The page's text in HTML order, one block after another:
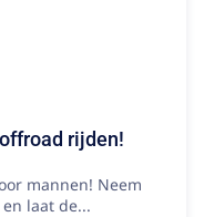
rijden!
mannen! Neem
laat de...